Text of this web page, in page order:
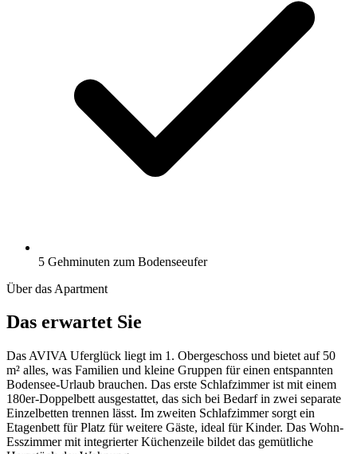
5 Gehminuten zum Bodenseeufer
Über das Apartment
Das erwartet Sie
Das AVIVA Uferglück liegt im 1. Obergeschoss und bietet auf 50
m² alles, was Familien und kleine Gruppen für einen entspannten
Bodensee-Urlaub brauchen. Das erste Schlafzimmer ist mit einem
180er-Doppelbett ausgestattet, das sich bei Bedarf in zwei separate
Einzelbetten trennen lässt. Im zweiten Schlafzimmer sorgt ein
Etagenbett für Platz für weitere Gäste, ideal für Kinder. Das Wohn-
Esszimmer mit integrierter Küchenzeile bildet das gemütliche